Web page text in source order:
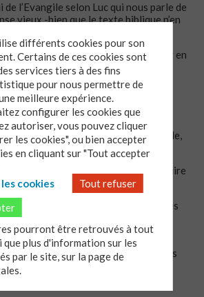
de l’Evangile selon Luc qui nous parle de
vieux -bien que le texte biblique n’en
tu laisses ton serviteur s’en aller en
vu ton salut,
devant tous les peuples,
les nations et gloire de ton peuple,
Walter Habdank a cherché à traduire
sur bois ci-contre.
texte, cette image et encore d’autres
vœux de Noël de Théovie:
vœux de Noël aux inscrits a rencontré
difficultés. Si vous ne les avez pas
donc les téléchargés ci-dessus.
différents cookies pour son
Certains de ces cookies sont
services tiers à des fins
pour nous permettre de
meilleure expérience.
configurer les cookies que
autoriser, vous pouvez cliquer
les cookies", ou bien accepter
en cliquant sur "Tout accepter
cookies
Tout refuser
pourront être retrouvés à tout
que plus d'information sur les
par le site, sur la page de